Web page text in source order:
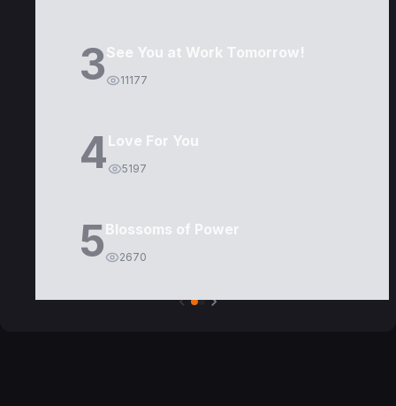
3See You at Work Tomorrow!
11177
4Love For You
5197
5Blossoms of Power
2670